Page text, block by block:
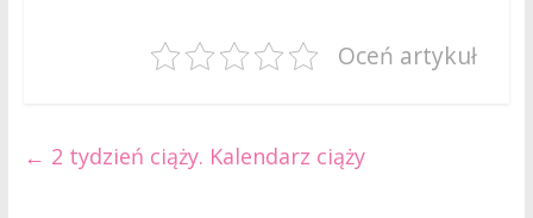
Oceń artykuł
← 2 tydzień ciąży. Kalendarz ciąży